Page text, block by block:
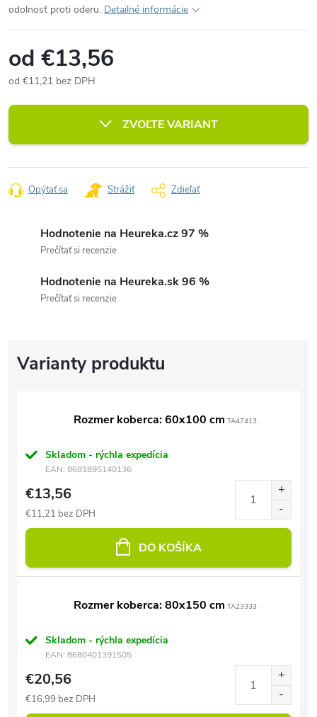
odolnosť proti oderu. Detailné informácie
od €13,56
od €11,21 bez DPH
cena:
ZVOĽTE VARIANT
Opýtať sa Strážiť Zdieľať
Hodnotenie na Heureka.cz 97 %
Prečítať si recenzie
Hodnotenie na Heureka.sk 96 %
Prečítať si recenzie
Rozmer koberca: 60x100 cm TA47413
Skladom - rýchla expedícia
EAN: 8681895140136
€13,56
€11,21 bez DPH
DO KOŠÍKA
Rozmer koberca: 80x150 cm TA23333
Skladom - rýchla expedícia
EAN: 8680401391505
€20,56
€16,99 bez DPH